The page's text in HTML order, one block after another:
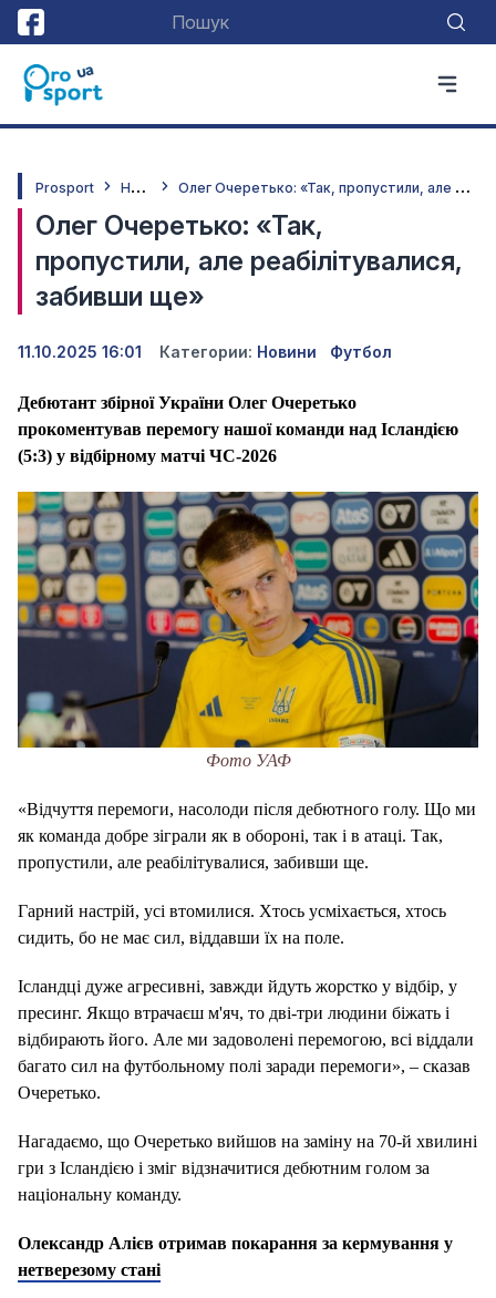
Prosport Н
овини О
лег Очеретько: «Так, пропустили, але реабілітувалися, забивши ще»
Олег Очеретько: «Так,
пропустили, але реабілітувалися,
забивши ще»
11.10.2025 16:01 Категории: Новини Футбол
Дебютант збірної України Олег Очеретько
прокоментував перемогу нашої команди над Ісландією
(5:3) у відбірному матчі ЧС-2026
Фото УАФ
«Відчуття перемоги, насолоди після дебютного голу. Що ми
як команда добре зіграли як в обороні, так і в атаці. Так,
пропустили, але реабілітувалися, забивши ще.
Гарний настрій, усі втомилися. Хтось усміхається, хтось
сидить, бо не має сил, віддавши їх на поле.
Ісландці дуже агресивні, завжди йдуть жорстко у відбір, у
пресинг. Якщо втрачаєш м'яч, то дві-три людини біжать і
відбирають його. Але ми задоволені перемогою, всі віддали
багато сил на футбольному полі заради перемоги», – сказав
Очеретько.
Нагадаємо, що Очеретько вийшов на заміну на 70-й хвилині
гри з Ісландією і зміг відзначитися дебютним голом за
національну команду.
Олександр Алієв отримав покарання за кермування у
нетверезому стані